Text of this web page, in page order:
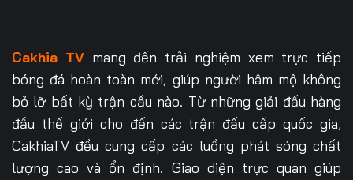
Cakhia TVmang đến trải nghiệm xem trực tiếp
bóng đá hoàn toàn mới, giúp người hâm mộ không
bỏ lỡ bất kỳ trận cầu nào. Từ những giải đấu hàng
đầu thế giới cho đến các trận đấu cấp quốc gia,
CakhiaTV đều cung cấp các luồng phát sóng chất
lượng cao và ổn định. Giao diện trực quan giúp